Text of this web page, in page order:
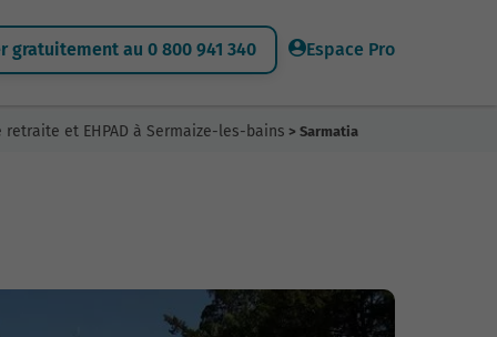
gratuitement au 0 800 941 340 Espace Pro
retraite et EHPAD à Sermaize-les-bains > Sarmatia